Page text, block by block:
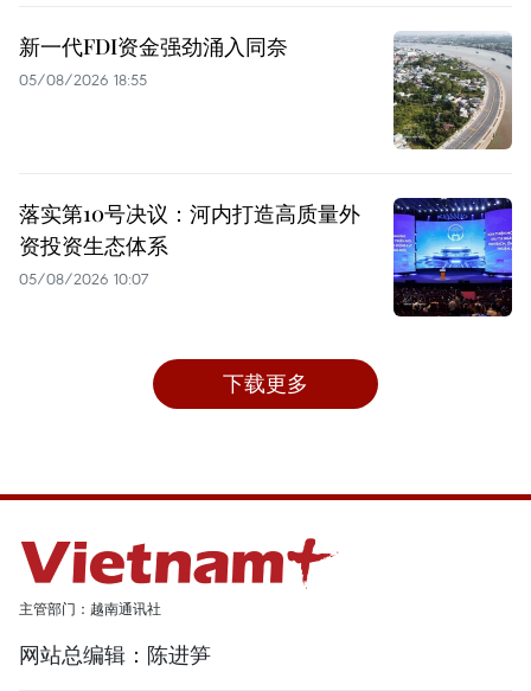
新一代FDI资金强劲涌入同奈
05/08/2026 18:55
落实第10号决议：河内打造高质量外
资投资生态体系
05/08/2026 10:07
下载更多
主管部门：越南通讯社
网站总编辑：陈进笋